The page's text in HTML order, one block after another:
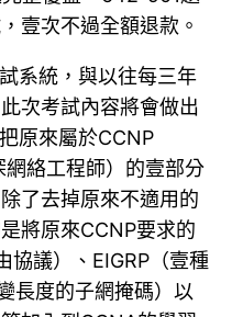
壹次不過全額退款。
系統，與以往每三年
次考試內容將會做出
原來屬於CCNP
網絡工程師）的壹部分
了去掉原來不適用的
將原來CCNP要求的
協議）、EIGRP（壹種
長度的子網掩碼）以